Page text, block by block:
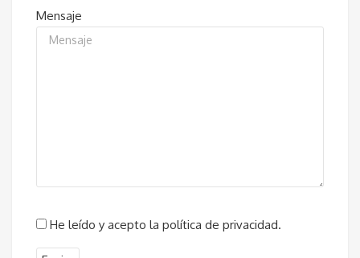
Mensaje
He leído y acepto la política de privacidad.